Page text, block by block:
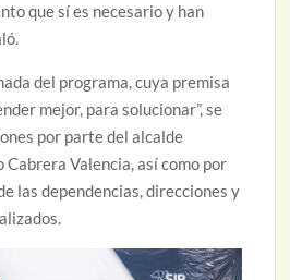
que sí es necesario y han
del programa, cuya premisa
mejor, para solucionar”, se
por parte del alcalde
Cabrera Valencia, así como por
las dependencias, direcciones y